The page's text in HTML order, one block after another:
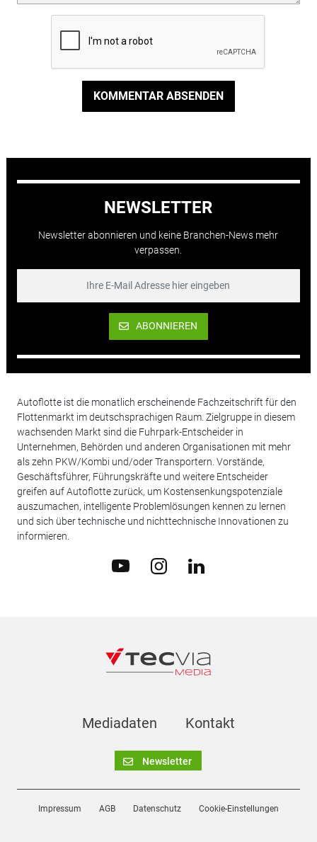
KOMMENTAR ABSENDEN
NEWSLETTER
Newsletter abonnieren und keine Branchen-News mehr
verpassen.
ABONNIEREN
Autoflotte ist die monatlich erscheinende Fachzeitschrift für den
Flottenmarkt im deutschsprachigen Raum. Zielgruppe in diesem
wachsenden Markt sind die Fuhrpark-Entscheider in
Unternehmen, Behörden und anderen Organisationen mit mehr
als zehn PKW/Kombi und/oder Transportern. Vorstände,
Geschäftsführer, Führungskräfte und weitere Entscheider
greifen auf Autoflotte zurück, um Kostensenkungspotenziale
auszumachen, intelligente Problemlösungen kennen zu lernen
und sich über technische und nichttechnische Innovationen zu
informieren.
Mediadaten Kontakt
Newsletter
Impressum AGB Datenschutz Cookie-Einstellungen